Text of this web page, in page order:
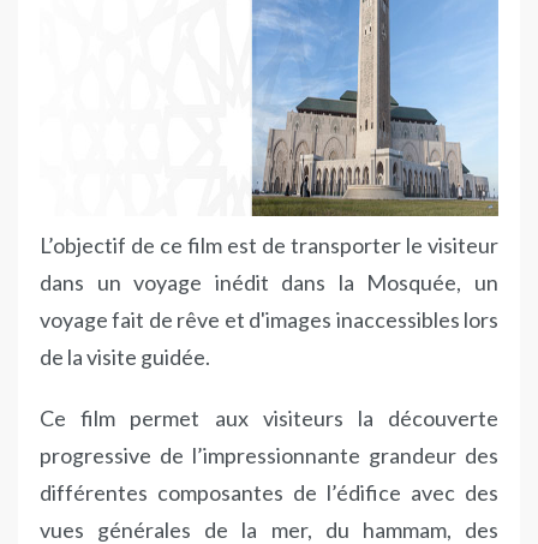
L’objectif de ce film est de transporter le visiteur
dans un voyage inédit dans la Mosquée, un
voyage fait de rêve et d'images inaccessibles lors
de la visite guidée.
Ce film permet aux visiteurs la découverte
progressive de l’impressionnante grandeur des
différentes composantes de l’édifice avec des
vues générales de la mer, du hammam, des